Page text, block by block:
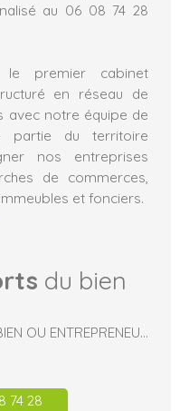
au 06 08 74 28
le premier cabinet
en réseau de
avec notre équipe de
partie du territoire
nos entreprises
de commerces,
et fonciers.
du bien
IDEAL MARCHANT DE BIEN OU ENTREPRENEUR
74 28